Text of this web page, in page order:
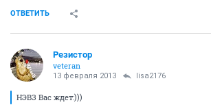
ОТВЕТИТЬ
Резистор
veteran
13 февраля 2013 lisa2176
НЭВЗ Вас ждет:)))